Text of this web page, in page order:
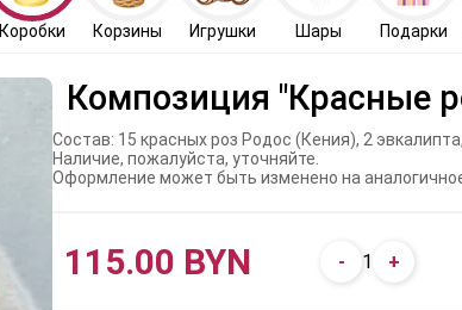
Коробки Корзины Игрушки Шары Подарки
Композиция "Красные
Состав: 15 красных роз Родос (Кения), 2
Наличие, пожалуйста, уточняйте.
Оформление может быть изменено на
115.00 BYN - 1 +